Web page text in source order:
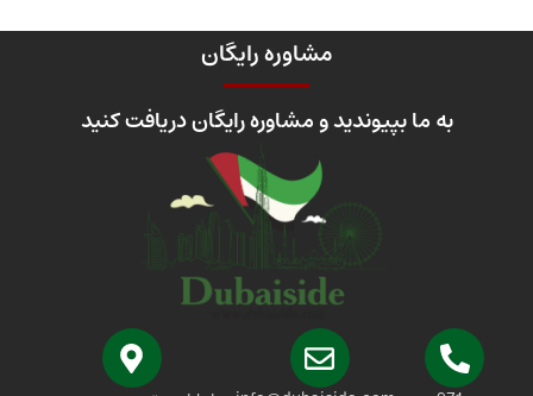
مشاوره رایگان
بپیوندید و مشاوره رایگان دریافت کنید